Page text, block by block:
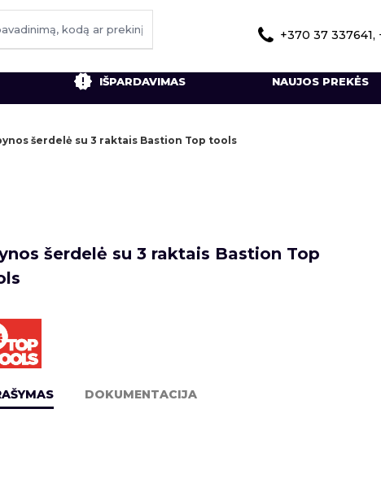
+370 37
IŠPARDAVIMAS NAUJOS PREKĖS
šerdelė su 3 raktais Bastion Top tools
šerdelė su 3 raktais Bastion Top
DOKUMENTACIJA